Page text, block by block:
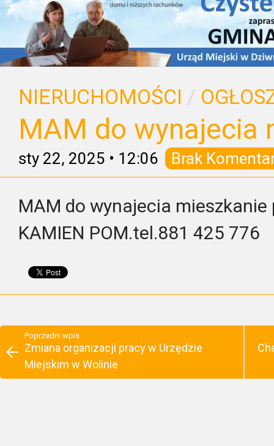
NIERUCHOMOŚCI /
MAM do wynajecia
sty 22, 2025 • 12:06 Brak
MAM do wynajecia mieszkanie
KAMIEN POM.tel.881 425 776
Poprzedni wpis
Zmiana organizacji pracy w Urzędzie
Miejskim w Wolinie